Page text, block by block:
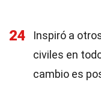
24
Inspiró a
civiles en
cambio es